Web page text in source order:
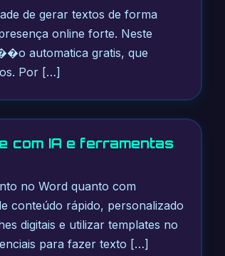
de gerar textos de forma
online forte. Neste
automatica gratis, que
Por […]
com IA e ferramentas
no Word quanto com
conteúdo rápido, personalizado
digitais e utilizar templates no
para fazer texto […]